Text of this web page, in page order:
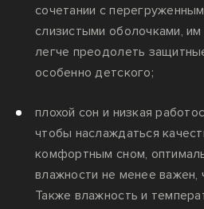
сочетании с
слизистыми оболочками, им
легче преодолеть
особенно детского;
плохой сон и низкая
чтобы наслаждаться
комфортным сном,
влажности не менее важен,
Также влажность и